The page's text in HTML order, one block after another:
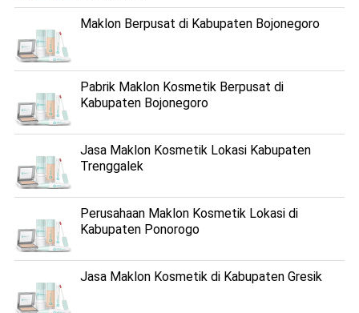
Maklon Berpusat di Kabupaten Bojonegoro
Pabrik Maklon Kosmetik Berpusat di
Kabupaten Bojonegoro
Jasa Maklon Kosmetik Lokasi Kabupaten
Trenggalek
Perusahaan Maklon Kosmetik Lokasi di
Kabupaten Ponorogo
Jasa Maklon Kosmetik di Kabupaten Gresik